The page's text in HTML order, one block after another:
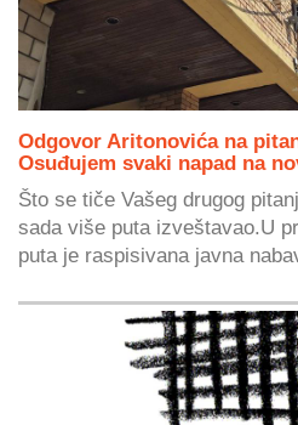
Odgovor Aritonovića na
Osuđujem svaki napad na
Što se tiče Vašeg drugog
sada više puta izveštavao.U
puta je raspisivana javna